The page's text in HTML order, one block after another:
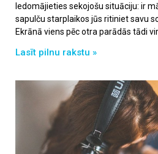
Iedomājieties sekojošu situāciju: ir
sapulču starplaikos jūs ritiniet savu
Ekrānā viens pēc otra parādās tādi
Lasīt pilnu rakstu »